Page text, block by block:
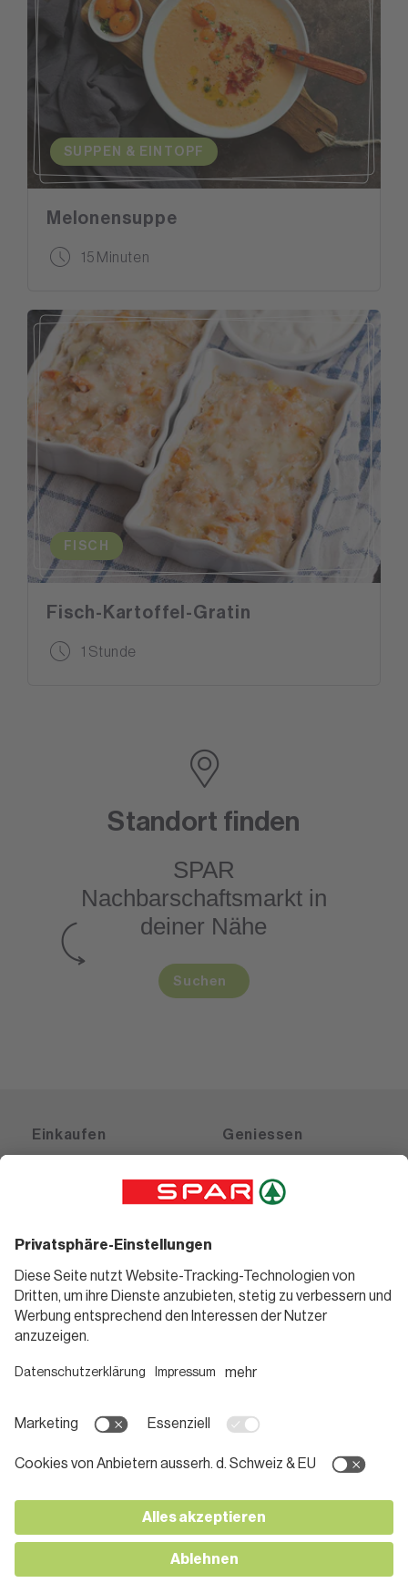
SUPPEN & EINTOPF
Melonensuppe
15 Minuten
FISCH
Fisch-Kartoffel-Gratin
1 Stunde
Standort finden
SPAR
Nachbarschaftsmarktin
deiner Nähe
Suchen
Einkaufen
Gutscheine
Geniessen
Weinwelt
Bierwelt
Informieren
Teilnahmebedingungen
Pressemitteilungen
Karriere bei SPAR
Kontakt
Folge uns